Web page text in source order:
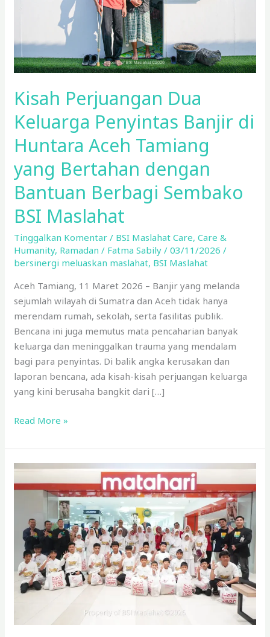
Kisah Perjuangan Dua
Keluarga Penyintas Banjir di
Huntara Aceh Tamiang
yang Bertahan dengan
Bantuan Berbagi Sembako
BSI Maslahat
Tinggalkan Komentar / BSI Maslahat Care,Care &
Humanity, Ramadan / Fatma Sabily/03/11/2026/
bersinergi meluaskan maslahat, BSI Maslahat
Aceh Tamiang, 11 Maret 2026 – Banjir yang melanda
sejumlah wilayah di Sumatra dan Aceh tidak hanya
merendam rumah, sekolah, serta fasilitas publik.
Bencana ini juga memutus mata pencaharian banyak
keluarga dan meninggalkan trauma yang mendalam
bagi para penyintas. Di balik angka kerusakan dan
laporan bencana, ada kisah-kisah perjuangan keluarga
yang kini berusaha bangkit dari […]
yang
dengan
Bantuan
Berbagi
Sembako
Maslahat
Read More »
BSI
Maslahat
Hadirkan
Momen
Tak
Terlupakan,
100